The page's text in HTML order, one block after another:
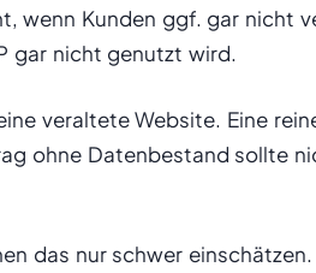
wenn Kunden ggf. gar nicht
gar nicht genutzt wird.
veraltete Website. Eine
ohne Datenbestand sollte
das nur schwer